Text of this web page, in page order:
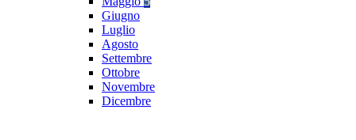
Giugno
Luglio
Agosto
Settembre
Ottobre
Novembre
Dicembre